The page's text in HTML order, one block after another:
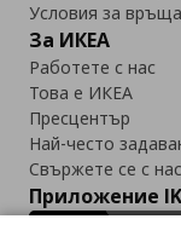
Условия за
За ИКЕА
Работете с нас
Това е ИКЕА
Пресцентър
Най-често
Свържете се с нас
Приложение